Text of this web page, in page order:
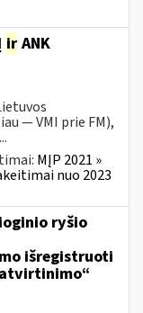
ir ANK
— VMI prie FM),
MĮP 2021 »
nuo 2023
ryšio
išregistruoti